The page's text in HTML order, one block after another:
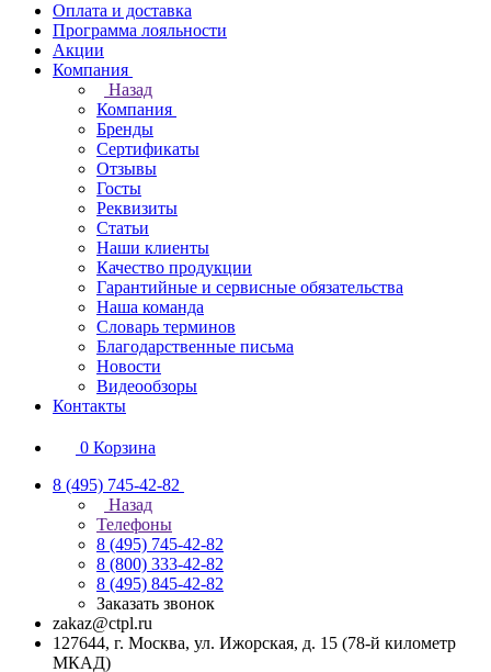
Оплата и доставка
Программа лояльности
Акции
Компания
Назад
Компания
Бренды
Сертификаты
Отзывы
Госты
Реквизиты
Статьи
Наши клиенты
Качество продукции
Гарантийные и сервисные обязательства
Наша команда
Словарь терминов
Благодарственные письма
Новости
Видеообзоры
Контакты
0 Корзина
8 (495) 745-42-82
Назад
Телефоны
8 (495) 745-42-82
8 (800) 333-42-82
8 (495) 845-42-82
Заказать звонок
zakaz@ctpl.ru
127644, г. Москва, ул. Ижорская, д. 15 (78-й километр
МКАД)